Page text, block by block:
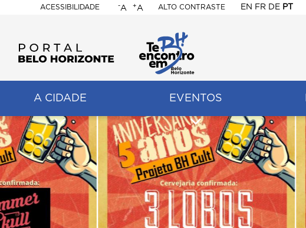
ACESSIBILIDADE
BELO
HORIZONTE
-A +A ALTO CONTRASTE EN FR DE PT
A CIDADE EVENTOS